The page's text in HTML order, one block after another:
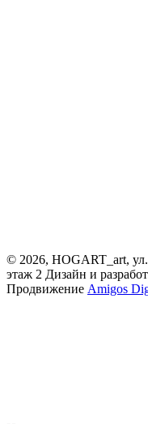
© 2026, HOGART_art, ул.
этаж 2 Дизайн и
Продвижение Amigos